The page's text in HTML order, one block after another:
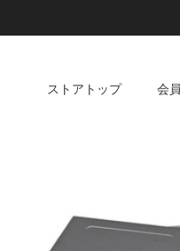
ストアトップ 会